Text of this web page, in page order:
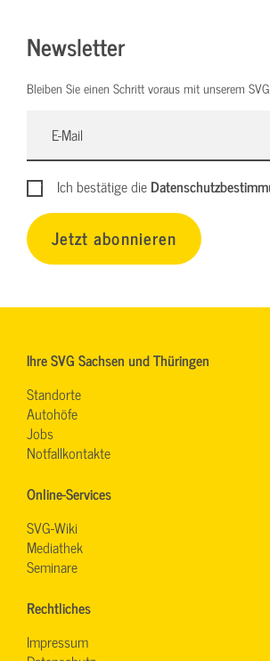
Newsletter
Bleiben Sie einen Schritt voraus mit unserem
Ich bestätige die
Jetzt abonnieren
Ihre SVG Sachsen und Thüringen
Standorte
Autohöfe
Jobs
Notfallkontakte
Online-Services
SVG-Wiki
Mediathek
Seminare
Rechtliches
Impressum